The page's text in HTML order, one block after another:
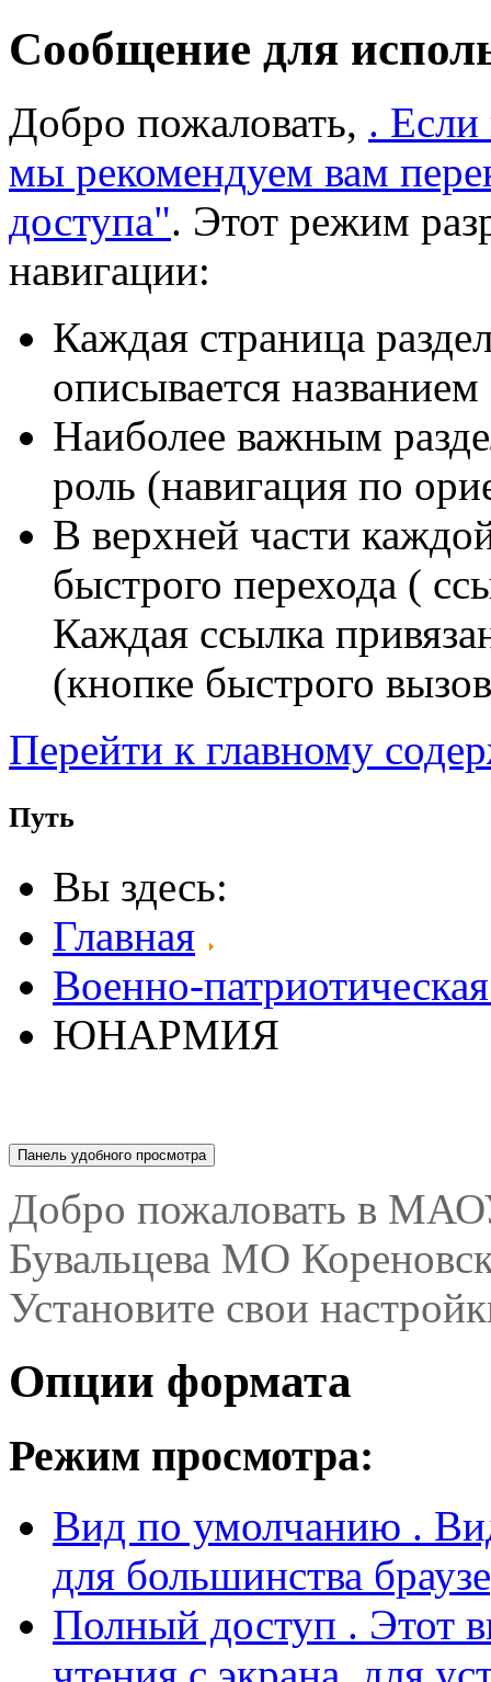
Сообщение для
Добро пожаловать, . Если
мы рекомендуем вам
доступа". Этот режим
навигации:
Каждая страница
описывается
Наиболее важным
роль (навигация по
В верхней части
быстрого перехода (
Каждая ссылка
(кнопке быстрого
Перейти к главному
Путь
Вы здесь:
Главная
Военно-
ЮНАРМИЯ
Панель удобного просмотра
Опции формата
Режим просмотра:
Вид по умолчанию
для большинства
Полный доступ. Этот
чтения с экрана, для
наличии только
Высокая
людей с ослабленным